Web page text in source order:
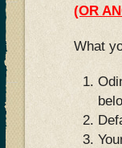
(OR
What